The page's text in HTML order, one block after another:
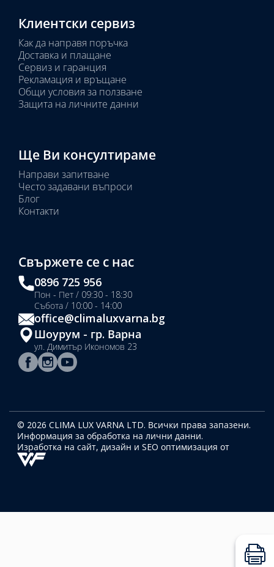
Клиентски сервиз
Как да направя поръчка
Доставка и плащане
Сервиз и гаранция
Рекламация и връщане
Общи условия за ползване
Защита на личните данни
Ще Ви консултираме
Направи запитване
Често задавани въпроси
Блог
Контакти
Свържете се с нас
0896 725 956
Пон - Пет / 09:30 - 18:30
Събота / 10:00 - 14:00
office@climaluxvarna.bg
Шоурум - гр. Варна
ул. Димитър Икономов 23
© 2026 CLIMA LUX VARNA LTD. Всички права запазени.
Информация за обработка на лични данни.
Изработка на сайт, дизайн и SEO оптимизация от